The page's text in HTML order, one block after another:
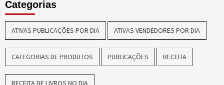
Categorias
ATIVAS PUBLICAÇÕES POR DIA ATIVAS VENDEDORES POR DIA
CATEGORIAS DE PRODUTOS PUBLICAÇÕES RECEITA
RECEITA DE LIVROS NO DIA